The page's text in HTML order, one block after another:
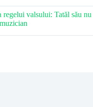
regelui valsului: Tatăl său nu